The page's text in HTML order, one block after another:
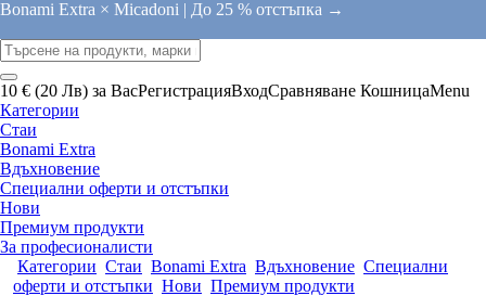
Bonami Extra × Micadoni | До 25 % отстъпка →
10 € (20 Лв) за ВасРегистрацияВходСравняване КошницаMenu
Категории
Стаи
Bonami Extra
Вдъхновение
Специални оферти и отстъпки
Нови
Премиум продукти
За професионалисти
Категории Стаи Bonami Extra Вдъхновение Специални
оферти и отстъпки Нови Премиум продукти